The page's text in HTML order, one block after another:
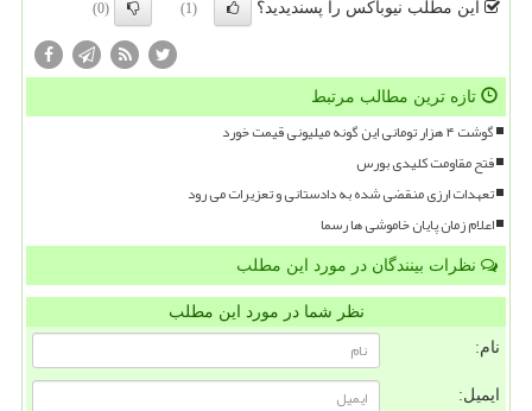
این مطلب نیوباکس را پسندیدید؟ (1)
(0)
تازه ترین مطالب مرتبط
گوشت ۴ هزار تومانی این گونه میلیونی قیمت خورد
فتح مقاومت کلیدی بورس
تعهدات ارزی منقضی شده به دادستانی و تعزیرات می رود
اعلام زمان پایان خاموشی ها رسما
نظرات بینندگان در مورد این مطلب
نظر شما در مورد این مطلب
نام:
ایمیل: